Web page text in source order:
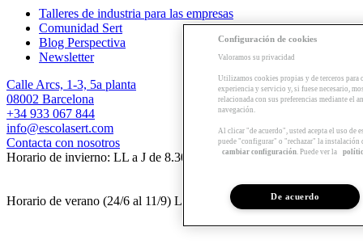
Talleres de industria para las empresas
Comunidad Sert
Blog Perspectiva
Newsletter
Calle Arcs, 1-3, 5a planta
08002 Barcelona
+34 933 067 844
info@escolasert.com
Contacta con nosotros
Horario de invierno: LL a J de 8.30 a 16.30 h / V de 8.30 a 14 h.
Horario de verano (24/6 al 11/9) LL a V de 8.30 a 14 h.
Configuración de cookies
Valoramos su privacidad
Utilizamos cookies propias y de terceros para
experiencia y servicio y, si fuese necesario,
relacionada con sus preferencias mediante el
navegación.
Al clicar "de acuerdo", usted acepta el uso de
puede "configurar" o "rechazar" la instalación
cambiar configuración . Puede ver la
De acuerdo